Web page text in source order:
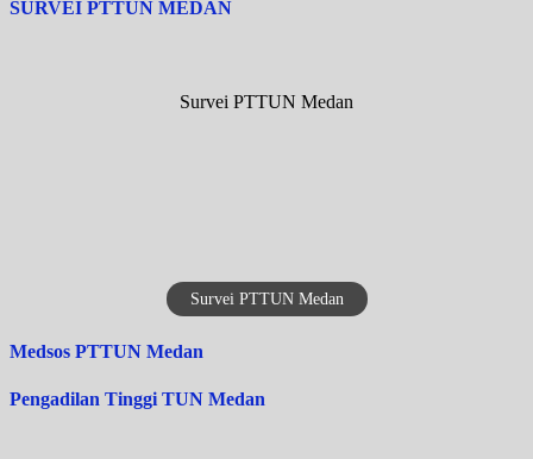
SURVEI PTTUN MEDAN
Survei PTTUN Medan
Survei PTTUN Medan
Medsos PTTUN Medan
Pengadilan Tinggi TUN Medan